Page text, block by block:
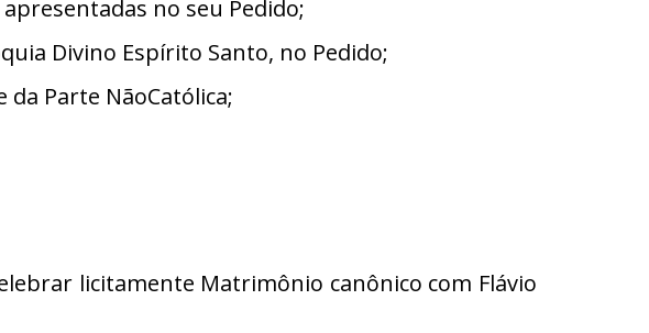
apresentadas no seu Pedido;
Divino Espírito Santo, no Pedido;
da Parte NãoCatólica;
licitamente Matrimônio canônico com Flávio